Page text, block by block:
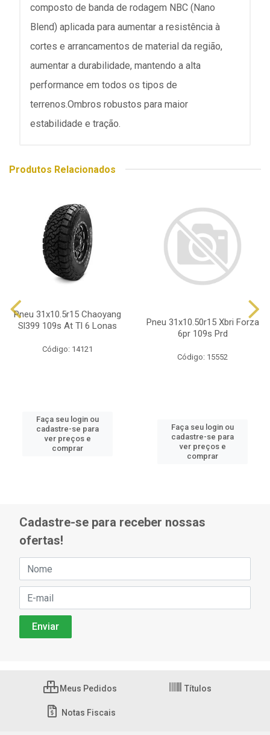
composto de banda de rodagem NBC (Nano
Blend) aplicada para aumentar a resistência à
cortes e arrancamentos de material da região,
aumentar a durabilidade, mantendo a alta
performance em todos os tipos de
terrenos.Ombros robustos para maior
estabilidade e tração.
Produtos Relacionados
Pneu 31x10.5r15 Chaoyang
Sl399 109s At Tl 6 Lonas
Código: 14121
Faça seu login ou
cadastre-se para
ver preços e
comprar
Pneu 31x10.50r15 Xbri Forza
6pr 109s Prd
Código: 15552
Faça seu login ou
cadastre-se para
ver preços e
comprar
Cadastre-se para receber nossas
ofertas!
Meus Pedidos Títulos
Notas Fiscais